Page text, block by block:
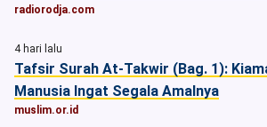
radiorodja.com
4 hari lalu
Tafsir Surah At-Takwir (Bag. 1):
Manusia Ingat Segala Amalnya
muslim.or.id